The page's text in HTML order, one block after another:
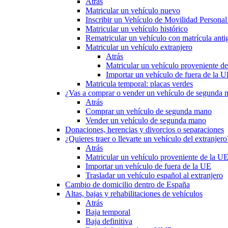
Matricular un vehículo nuevo
Inscribir un Vehículo de Movilidad
Matricular un vehículo histórico
Rematricular un vehículo con matrícula
Matricular un vehículo extranjero
Atrás
Matricular un vehículo proveniente
Importar un vehículo de fuera de la
Matricula temporal: placas verdes
¿Vas a comprar o vender un vehículo de segunda
Atrás
Comprar un vehículo de segunda mano
Vender un vehículo de segunda mano
Donaciones, herencias y divorcios o separaciones
¿Quieres traer o llevarte un vehículo del
Atrás
Matricular un vehículo proveniente de la UE
Importar un vehículo de fuera de la UE
Trasladar un vehículo español al extranjero
Cambio de domicilio dentro de España
Altas, bajas y rehabilitaciones de vehículos
Atrás
Baja temporal
Baja definitiva